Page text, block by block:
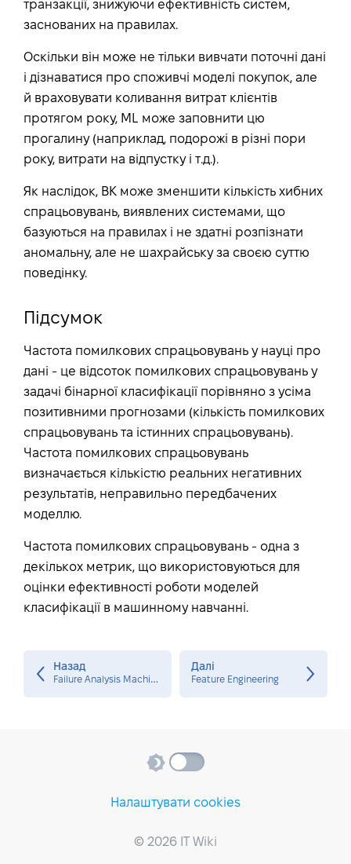
транзакції, знижуючи ефективність систем,
заснованих на правилах.
Оскільки він може не тільки вивчати поточні дані
і дізнаватися про споживчі моделі покупок, але
й враховувати коливання витрат клієнтів
протягом року, ML може заповнити цю
прогалину (наприклад, подорожі в різні пори
року, витрати на відпустку і т.д.).
Як наслідок, ВК може зменшити кількість хибних
спрацьовувань, виявлених системами, що
базуються на правилах і не здатні розпізнати
аномальну, але не шахрайську за своєю суттю
поведінку.
Підсумок
Частота помилкових спрацьовувань у науці про
дані - це відсоток помилкових спрацьовувань у
задачі бінарної класифікації порівняно з усіма
позитивними прогнозами (кількість помилкових
спрацьовувань та істинних спрацьовувань).
Частота помилкових спрацьовувань
визначається кількістю реальних негативних
результатів, неправильно передбачених
моделлю.
Частота помилкових спрацьовувань - одна з
декількох метрик, що використовуються для
оцінки ефективності роботи моделей
класифікації в машинному навчанні.
Назад
F
ailure Analysis Machine Learning
Далі
Feature Engineering
Налаштувати cookies
© 2026 IT Wiki